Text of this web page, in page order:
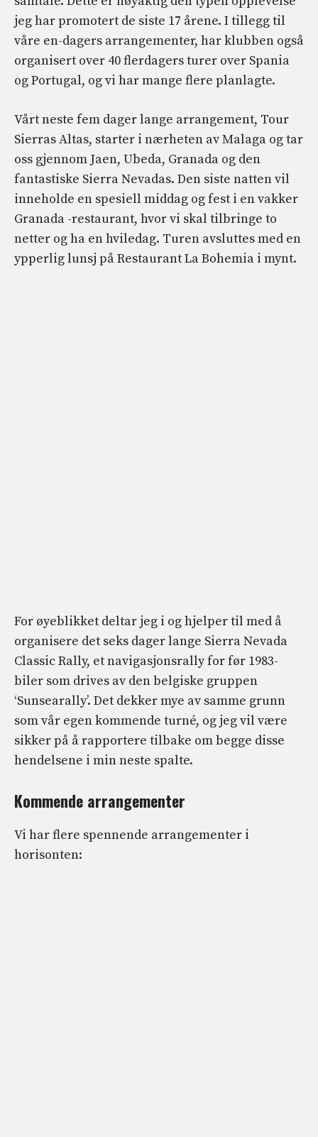
jeg har promotert de siste 17 årene. I tillegg til
våre en-dagers arrangementer, har klubben også
organisert over 40 flerdagers turer over Spania
og Portugal, og vi har mange flere planlagte.
Vårt neste fem dager lange arrangement, Tour
Sierras Altas, starter i nærheten av Malaga og tar
oss gjennom Jaen, Ubeda, Granada og den
fantastiske Sierra Nevadas. Den siste natten vil
inneholde en spesiell middag og fest i en vakker
Granada -restaurant, hvor vi skal tilbringe to
netter og ha en hviledag. Turen avsluttes med en
ypperlig lunsj på Restaurant La Bohemia i mynt.
For øyeblikket deltar jeg i og hjelper til med å
organisere det seks dager lange Sierra Nevada
Classic Rally, et navigasjonsrally for før 1983-
biler som drives av den belgiske gruppen
‘Sunsearally’. Det dekker mye av samme grunn
som vår egen kommende turné, og jeg vil være
sikker på å rapportere tilbake om begge disse
hendelsene i min neste spalte.
Kommende arrangementer
Vi har flere spennende arrangementer i
horisonten: